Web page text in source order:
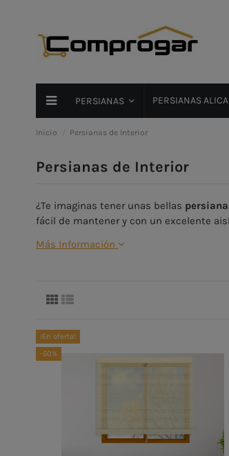
PERSIANAS PERSIANAS
Inicio Persianas de Interior
Persianas de Interior
¿Te imaginas tener unas bellas
fácil de mantener y con un excelente
Más Información
¡En oferta!
-50%